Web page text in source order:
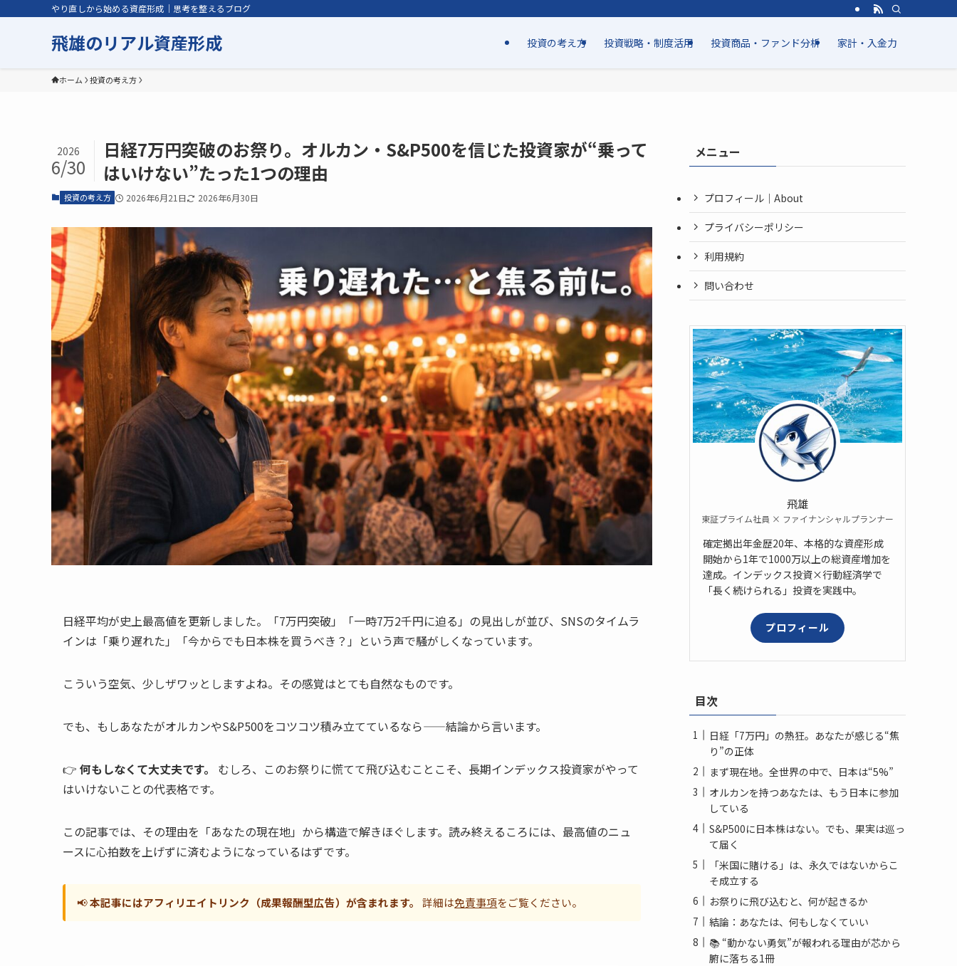
やり直しから始める資産形成｜思考を整えるブログ
飛雄のリアル資産形成 投資の考え方 投資戦略・制度活用 投資商品・ファンド分析 家計・入金力
ホーム 投資の考え方
日経7万円突破のお祭り。オルカン・S&P500を信じた投資家が“乗って
はいけない”たった1つの理由
2026
6/30
投資の考え方 2026年6月21日 2026年6月30日
日経平均が史上最高値を更新しました。「7万円突破」「一時7万2千円に迫る」の見出しが並び、SNSのタイムラ
インは「乗り遅れた」「今からでも日本株を買うべき？」という声で騒がしくなっています。
こういう空気、少しザワッとしますよね。その感覚はとても自然なものです。
でも、もしあなたがオルカンやS&P500をコツコツ積み立てているなら——結論から言います。
👉 何もしなくて大丈夫です。
むしろ、このお祭りに慌てて飛び込むことこそ、長期インデックス投資家がやって
はいけないことの代表格です。
この記事では、その理由を「あなたの現在地」から構造で解きほぐします。読み終えるころには、最高値のニュ
ースに心拍数を上げずに済むようになっているはずです。
📢本記事にはアフィリエイトリンク（成果報酬型広告）が含まれます。 詳細は免責事項をご覧ください。
メニュー
プロフィール｜About
プライバシーポリシー
利用規約
問い合わせ
飛雄
東証プライム社員 × ファイナンシャルプランナー
確定拠出年金歴20年、本格的な資産形成
開始から1年で1000万以上の総資産増加を
達成。インデックス投資×行動経済学で
「長く続けられる」投資を実践中。
プロフィール
目次
日経「7万円」の熱狂。あなたが感じる“焦
り”の正体
まず現在地。全世界の中で、日本は“5%”
オルカンを持つあなたは、もう日本に参加
している
S&P500に日本株はない。でも、果実は巡っ
て届く
「米国に賭ける」は、永久ではないからこ
そ成立する
お祭りに飛び込むと、何が起きるか
結論：あなたは、何もしなくていい
📚 “動かない勇気”が報われる理由が芯から
腑に落ちる1冊